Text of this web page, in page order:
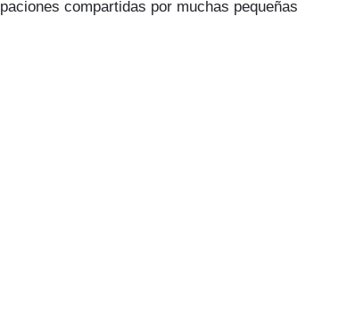
compartidas por muchas pequeñas